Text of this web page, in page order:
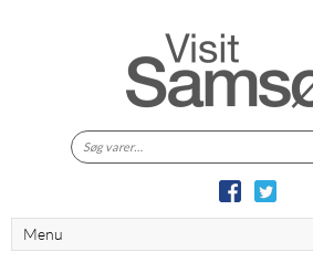
Søg
efter:
Menu